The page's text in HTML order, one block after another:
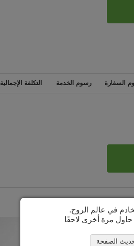
السفارة رسوم الخدمة التكلفة الإجمالية
في عالم الروح.
مرة أخرى لاحقًا
الصفحة